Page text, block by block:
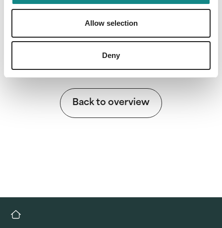
Allow selection
Deny
Back to overview